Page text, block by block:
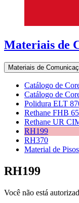
Materiais de
Materiais de
Catálogo de
Catálogo de
Polidura ELT
Rethane FHB
Rethane UR
RH199
RH370
Material de Pisos
RH199
Você não está